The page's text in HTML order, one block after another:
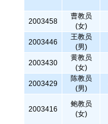
2003458
曹教员
(女)
2003446
王教员
(男)
2003430
黄教员
(女)
2003429
陈教员
(男)
2003416
鲍教员
(女)